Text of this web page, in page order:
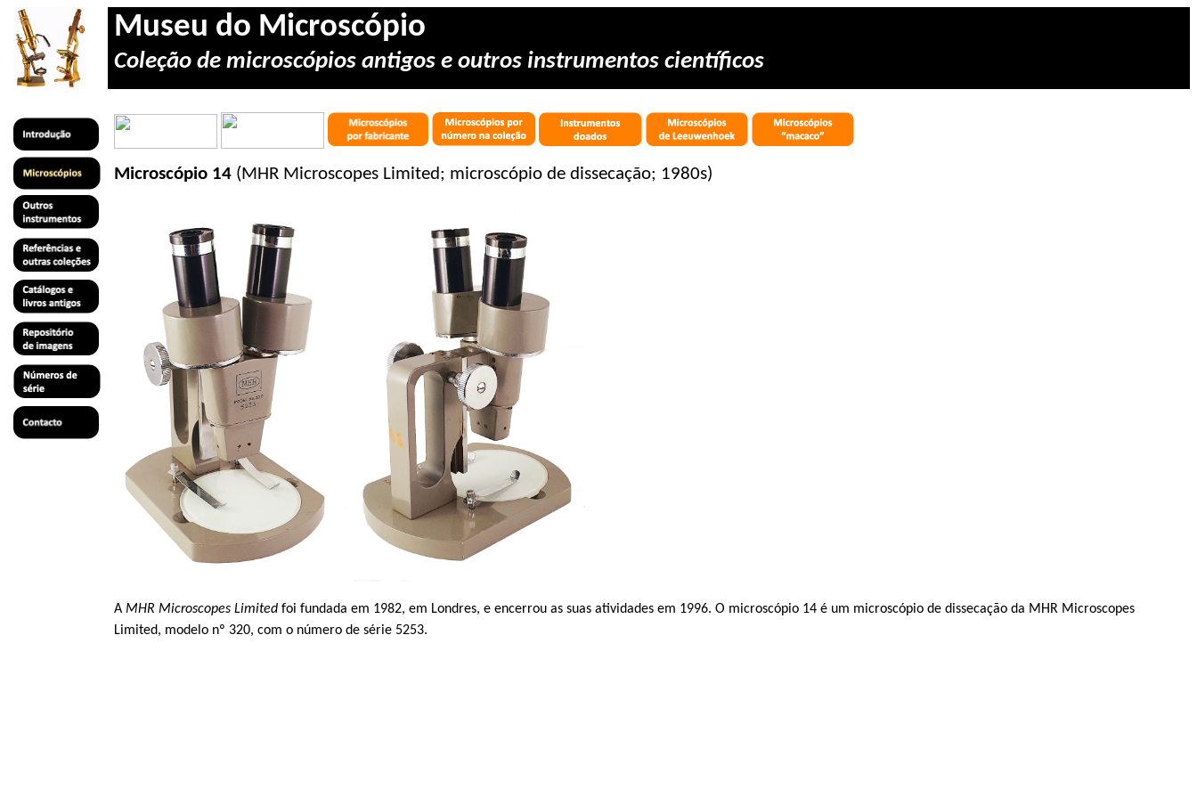
Museu do Microscópio
Coleção de microscópios antigos e outros instrumentos científicos
Microscópio 14 (MHR Microscopes Limited; microscópio de dissecação; 1980s)
AMHR Microscopes Limited foi fundada em 1982, em Londres, e encerrou as suas atividades em 1996. O microscópio 14 é um microscópio de dissecação da MHR Microscopes
Limited, modelo nº 320, com o número de série 5253.